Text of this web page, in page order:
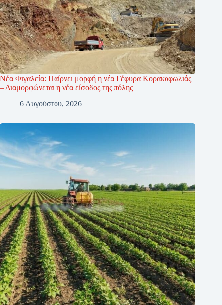
Νέα Φιγαλεία: Παίρνει μορφή η νέα Γέφυρα Κορακοφωλιάς
– Διαμορφώνεται η νέα είσοδος της πόλης
6 Αυγούστου, 2026